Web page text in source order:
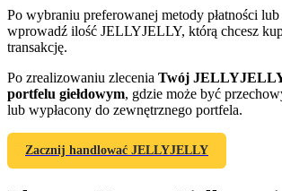
Deposit CASHCAT & Win
Po wybraniu preferowanej metody płatności
wprowadź ilość JELLYJELLY, którą chcesz
transakcję.
Po zrealizowaniu zlecenia Twój
portfelu giełdowym, gdzie może być
lub wypłacony do zewnętrznego portfela.
Zacznij handlować JELLYJELLY